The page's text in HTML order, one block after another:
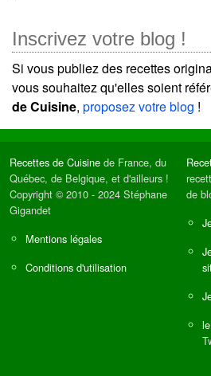
Inscrivez votre blog !
Si vous publiez des recettes
vous souhaitez qu'elles soient
de Cuisine, proposez votre blog !
Recettes de Cuisine de France, du
Québec, de Belgique, et d'ailleurs !
Copyright © 2010 - 2024 Stéphane
Gigandet
Mentions légales
Conditions d'utilisation
de